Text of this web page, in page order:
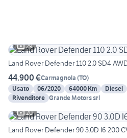
29
Land Rover Defender 110 2.0 SD4
44.900 €Carmagnola (TO)
Usato
06/2020 64000 Km Diesel
Rivenditore Grande Motors srl
20
Land Rover Defender 90 3.0D I6 200